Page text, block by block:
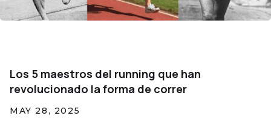
Los 5 maestros del running que han
revolucionado la forma de correr
MAY 28, 2025